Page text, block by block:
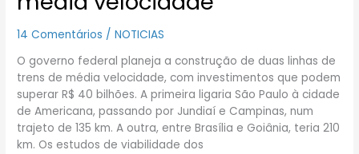
14 Comentários /NOTICIAS
O governo federal planeja a construção de duas linhas de
trens de média velocidade, com investimentos que podem
superar R$ 40 bilhões. A primeira ligaria São Paulo à cidade
de Americana, passando por Jundiaí e Campinas, num
trajeto de 135 km. A outra, entre Brasília e Goiânia, teria 210
km. Os estudos de viabilidade dos
média